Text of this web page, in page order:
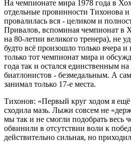
На чемпионате мира 1978 года в
отдельные провинности Тихонова
провалилась вся - целиком и
Привалов, вспоминая чемпионат в
на 80-летии великого тренера), не
будто всё произошло только вчера
только тот чемпионат мира и
года так и остался единственным
биатлонистов - безмедальным. А
занимал только 17-е места.
Тихонов: «Первый круг ходом я
сходила мазь. Лыжи совсем не
мы так и не смогли подобрать весь
обвинили в отсутствии воли к
действительно сильная, но